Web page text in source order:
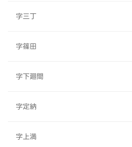
字三丁
字篠田
字下廻間
字定納
字上満